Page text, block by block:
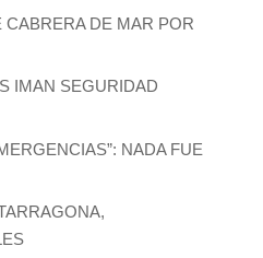
CABRERA DE MAR POR
IMAN SEGURIDAD
NADA FUE